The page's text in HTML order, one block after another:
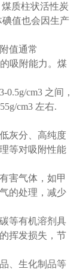
质柱状活性炭
碘值也会因生产
值通常
吸附能力。煤
cm3 之间，
cm3 左右.
灰分、高纯度
等对吸附性能
害气体，如甲
的处理，减少
等有机溶剂具
挥发损失，节
、生化制品等